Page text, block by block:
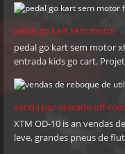
Europa, Austrália, África
preços competitivos e
de clientes para mantê-
mútuos com você. por
telefone: + 86-576-
sales@xtmmoto.com
sales02@xtmmoto.com
pedal go kart sem motor
pedal go kart sem motor
entrada kids go cart.
trilhos lodosos
quando você controla
parada / deslocamento e
venda por atacado off-
XTM OD-10 is an vendas
leve, grandes pneus de